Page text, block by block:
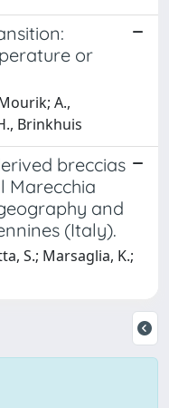
or
A.,
Brinkhuis
breccias
Marecchia
and
(Italy).
S.; Marsaglia, K.;